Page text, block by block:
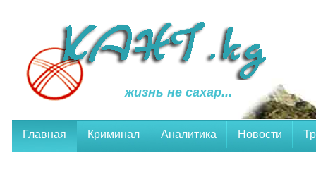
жизнь не сахар...
Главная Криминал Аналитика Новости